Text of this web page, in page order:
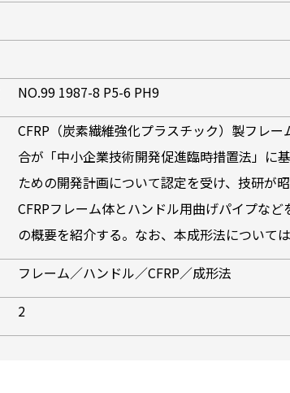
NO.99 1987-8 P5-6 PH9
CFRP（炭素繊維強化プラスチック）製フレ
合が「中小企業技術開発促進臨時措置法」に
ための開発計画について認定を受け、技研が
CFRPフレーム体とハンドル用曲げパイプな
の概要を紹介する。なお、本成形法について
フレーム／ハンドル／CFRP／成形法
2